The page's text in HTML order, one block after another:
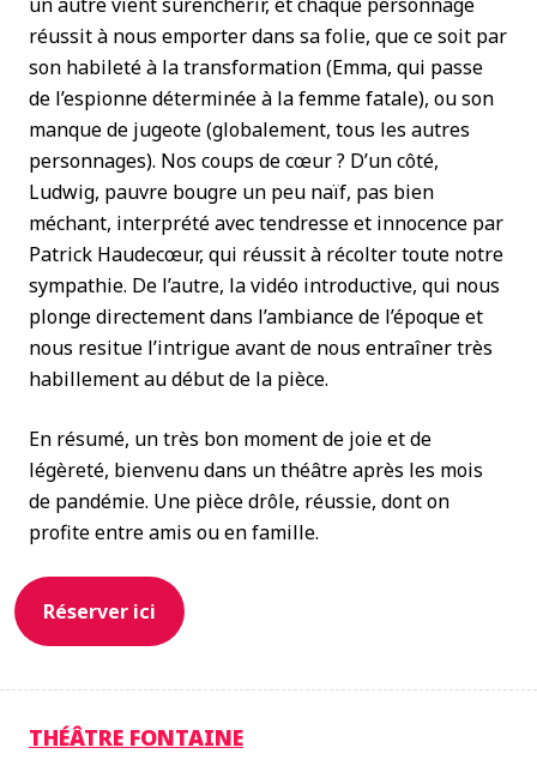
réussit à nous emporter dans sa folie, que ce soit par
son habileté à la transformation (Emma, qui passe
de l’espionne déterminée à la femme fatale), ou son
manque de jugeote (globalement, tous les autres
personnages). Nos coups de cœur ? D’un côté,
Ludwig, pauvre bougre un peu naïf, pas bien
méchant, interprété avec tendresse et innocence par
Patrick Haudecœur, qui réussit à récolter toute notre
sympathie. De l’autre, la vidéo introductive, qui nous
plonge directement dans l’ambiance de l’époque et
nous resitue l’intrigue avant de nous entraîner très
habillement au début de la pièce.
En résumé, un très bon moment de joie et de
légèreté, bienvenu dans un théâtre après les mois
de pandémie. Une pièce drôle, réussie, dont on
profite entre amis ou en famille.
Réserver ici
THÉÂTRE FONTAINE